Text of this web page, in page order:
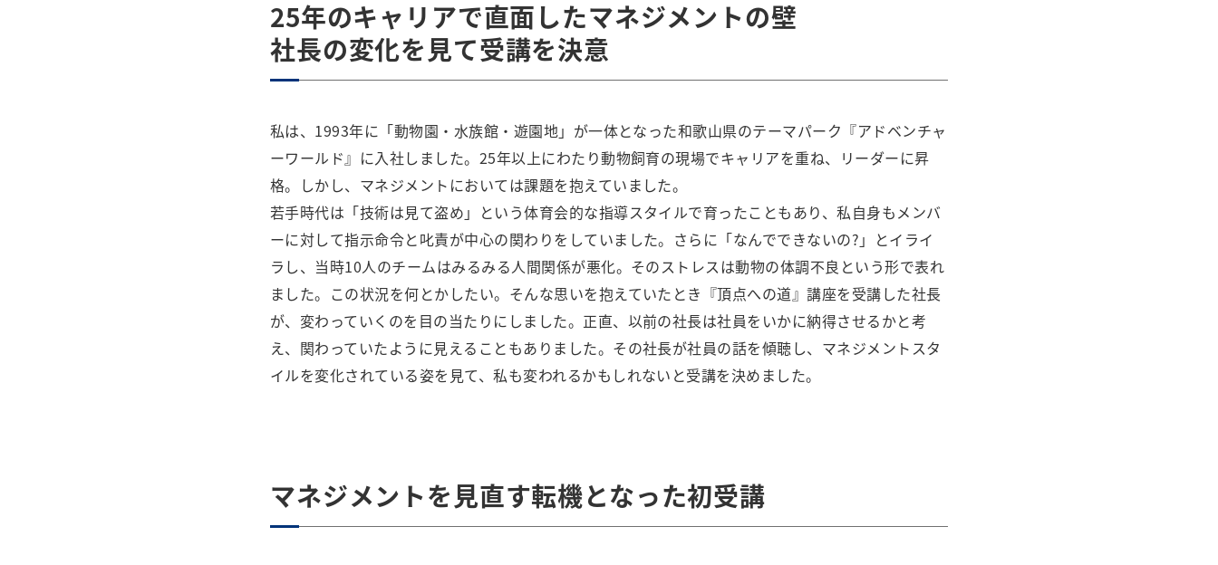
25年のキャリアで直面したマネジメントの壁
社長の変化を見て受講を決意
私は、1993年に「動物園・水族館・遊園地」が一体となった和歌山県のテーマパーク『アドベンチャ
ーワールド』に入社しました。25年以上にわたり動物飼育の現場でキャリアを重ね、リーダーに昇
格。しかし、マネジメントにおいては課題を抱えていました。
若手時代は「技術は見て盗め」という体育会的な指導スタイルで育ったこともあり、私自身もメンバ
ーに対して指示命令と叱責が中心の関わりをしていました。さらに「なんでできないの?」とイライ
ラし、当時10人のチームはみるみる人間関係が悪化。そのストレスは動物の体調不良という形で表れ
ました。この状況を何とかしたい。そんな思いを抱えていたとき『頂点への道』講座を受講した社長
が、変わっていくのを目の当たりにしました。正直、以前の社長は社員をいかに納得させるかと考
え、関わっていたように見えることもありました。その社長が社員の話を傾聴し、マネジメントスタ
イルを変化されている姿を見て、私も変われるかもしれないと受講を決めました。
マネジメントを見直す転機となった初受講